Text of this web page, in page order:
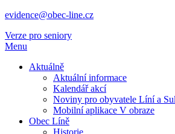
evidence@obec-line.cz
Verze pro seniory
Menu
Aktuálně
Aktuální informace
Kalendář akcí
Noviny pro obyvatele Líní a
Mobilní aplikace V obraze
Obec Líně
Historie